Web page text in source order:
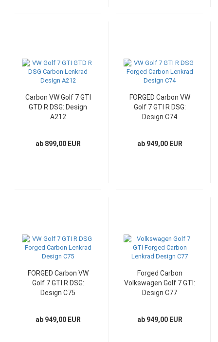
Carbon VW Golf 7 GTI
GTD R DSG: Design
A212
ab 899,00 EUR
FORGED Carbon VW
Golf 7 GTI R DSG:
Design C74
ab 949,00 EUR
FORGED Carbon VW
Golf 7 GTI R DSG:
Design C75
ab 949,00 EUR
Forged Carbon
Volkswagen Golf 7 GTI:
Design C77
ab 949,00 EUR